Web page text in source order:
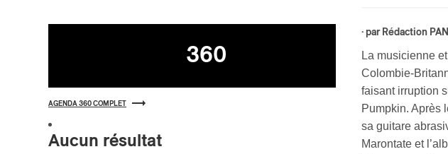
360
AGENDA 360 COMPLET
Aucun résultat
· par Rédaction
La musicienne
Colombie-
faisant irruption
Pumpkin. Après
sa guitare
Marontate et